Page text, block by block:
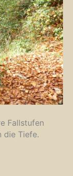
Fallstufen
die Tiefe.